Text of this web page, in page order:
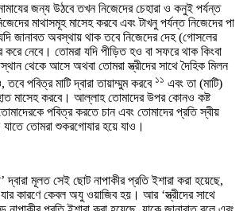
জন্য উঠবে তখন নিজেদের চেহারা ও কনুই পর্যন্ত
মাথাসমূহ মাসেহ করবে এবং টাখনু পর্যন্ত নিজেদের পা
জানাবত অবস্থায় থাক তবে নিজেদের দেহ (গোসলের
করে নেবে। তোমরা যদি পীড়িত হও বা সফরে থাক কিংবা
থেকে আসে অথবা তোমরা স্ত্রীদের সাথে দৈহিক মিলন
পবিত্র মাটি দ্বারা তায়াম্মুম করবে ১১ এবং তা (মাটি)
হাত মাসেহ করবে। আল্লাহ তোমাদের উপর কোনও কষ্ট
পবিত্র করতে চান এবং তোমাদের প্রতি স্বীয়
যাতে তোমরা শুকরগোযার হয়ে যাও।
মূলত সেই ছোট নাপাকীর প্রতি ইশারা করা হয়েছে,
কারণে কেবল অযু ওয়াজিব হয়। আর ‘স্ত্রীদের সাথে